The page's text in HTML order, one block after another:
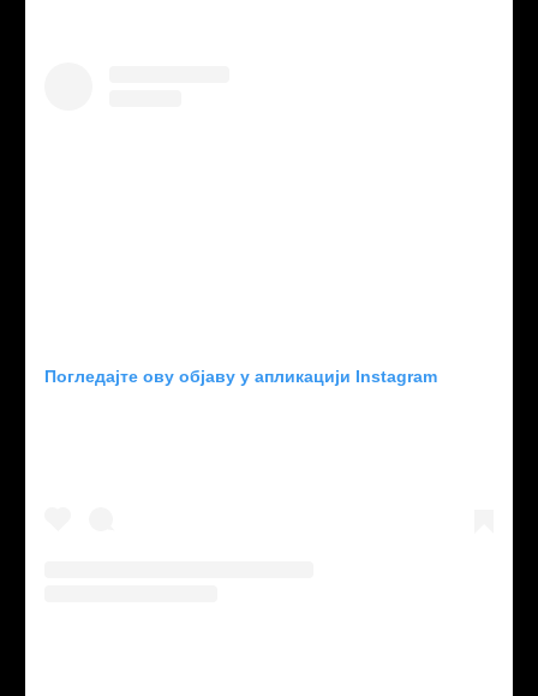
Погледајте ову објаву у апликацији Instagram